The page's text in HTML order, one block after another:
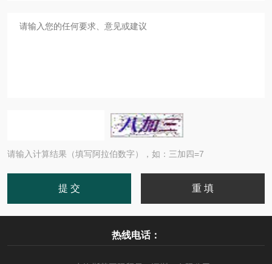
请输入计算结果（填写阿拉伯数字），如：三加四=7
热线电话：